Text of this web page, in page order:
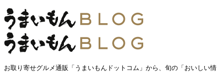
お取り寄せグルメ通販「うまいもんドットコム」から、旬の「おいしい情